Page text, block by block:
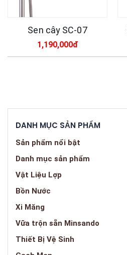
Sen cây SC-07
1,190,000đ
DANH MỤC SẢN PHẨM
Sản phẩm nổi bật
Danh mục sản phẩm
Vật Liệu Lợp
Bồn Nước
Xi Măng
Vữa trộn sẵn Minsando
Thiết Bị Vệ Sinh